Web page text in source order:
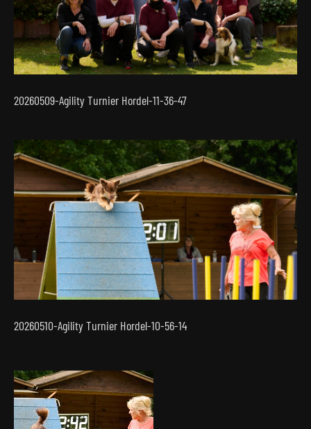
20260509-Agility Turnier Hordel-11-36-47
20260510-Agility Turnier Hordel-10-56-14